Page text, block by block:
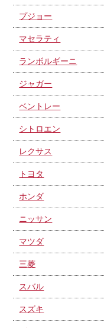
プジョー
マセラティ
ランボルギーニ
ジャガー
ベントレー
シトロエン
レクサス
トヨタ
ホンダ
ニッサン
マツダ
三菱
スバル
スズキ